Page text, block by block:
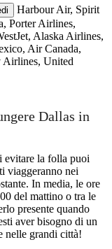
Harbour Air, Spirit
Porter Airlines,
Alaska Airlines,
Air Canada,
Airlines, United
Dallas, TX
Dallas in
evitare la folla puoi
viaggeranno nei
In media, le ore
del mattino o tra le
presente quando
aver bisogno di un
nelle grandi città!